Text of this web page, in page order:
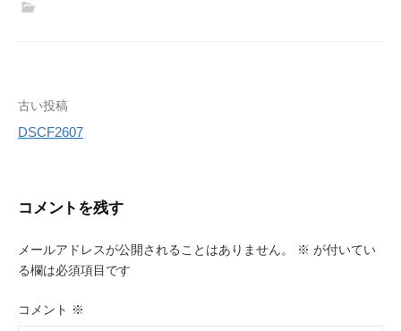
投
稿
ビ
ゲ
ー
シ
古い投稿
DSCF2607
コメントを残す
メールアドレスが公開されることはありません。 ※ が付いてい
る欄は必須項目です
コメント ※